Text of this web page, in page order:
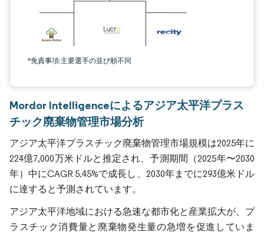
*免責事項:主要選手の並び順不同
Mordor Intelligenceによるアジア太平洋プラス
チック廃棄物管理市場分析
アジア太平洋プラスチック廃棄物管理市場規模は2025年に
224億7,000万米ドルと推定され、予測期間（2025年〜2030
年）中にCAGR 5.45%で成長し、2030年までに293億米ドル
に達すると予測されています。
アジア太平洋地域における急速な都市化と産業拡大が、プ
ラスチック消費量と廃棄物発生量の急増を促進していま